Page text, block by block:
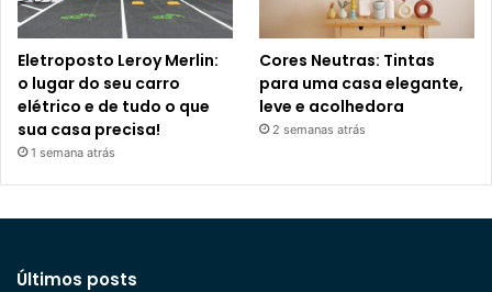
Eletroposto Leroy Merlin:
o lugar do seu carro
elétrico e de tudo o que
sua casa precisa!
1 semana atrás
Cores Neutras: Tintas
para uma casa elegante,
leve e acolhedora
2 semanas atrás
Últimos posts